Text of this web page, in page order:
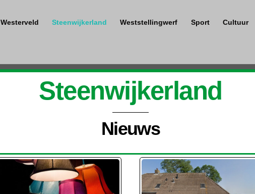
Westerveld Steenwijkerland Weststellingwerf Sport Cultuur
Steenwijkerland
Nieuws